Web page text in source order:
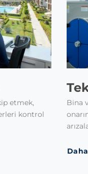
etmek,
kontrol
Bina